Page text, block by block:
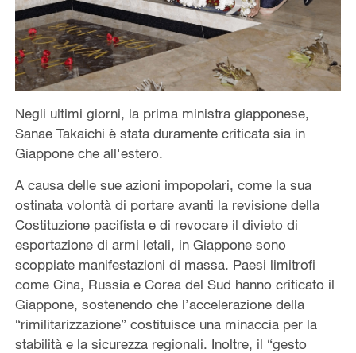
Negli ultimi giorni, la prima ministra giapponese,
Sanae Takaichi è stata duramente criticata sia in
Giappone che all'estero.
A causa delle sue azioni impopolari, come la sua
ostinata volontà di portare avanti la revisione della
Costituzione pacifista e di revocare il divieto di
esportazione di armi letali, in Giappone sono
scoppiate manifestazioni di massa. Paesi limitrofi
come Cina, Russia e Corea del Sud hanno criticato il
Giappone, sostenendo che l’accelerazione della
“rimilitarizzazione” costituisce una minaccia per la
stabilità e la sicurezza regionali. Inoltre, il “gesto